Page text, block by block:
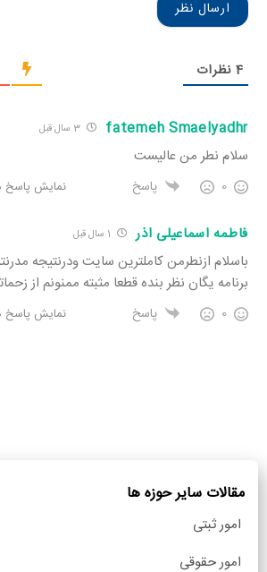
4 نظرات
fatemeh Smaelyadhr
سلام نطر من عالیست
0 پاسخ نمایش پاسخ
فاطمه اسماعیلی اذر
باسلام ازنطرمن کاملترین سایت ودرنتیجه
برنامه یگان نظر بنده قطعا مثبته ممنونم از
0 پاسخ نمایش پاسخ
مقالات سایر حوزه ها
امور ثبتی
امور حقوقی